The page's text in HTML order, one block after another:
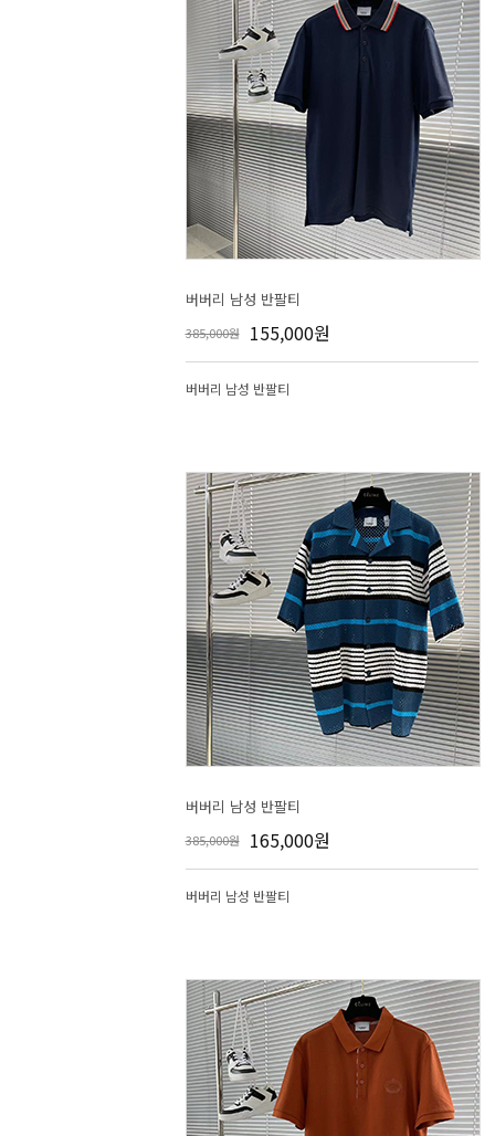
버버리 남성 반팔티
385,000원 155,000원
버버리 남성 반팔티
버버리 남성 반팔티
385,000원 165,000원
버버리 남성 반팔티